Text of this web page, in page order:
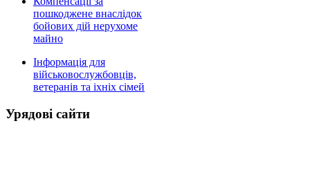
пошкоджене внаслідок
бойових дій нерухоме
майно
Інформація для
військовослужбовців,
ветеранів та іхніх сімей
Урядові сайти